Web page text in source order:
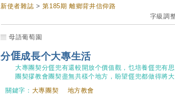
新使者雜誌 >第185期 離鄉背井信仰路
字級調
母語葡萄園
分𠊎成長个大專生活
大專團契分𠊎兜有還較開放个價值觀，乜培養𠊎兜有
團契摎教會團契盡無共樣个地方，盼望𠊎兜都做得將大
關鍵字： 大專團契 地方教會